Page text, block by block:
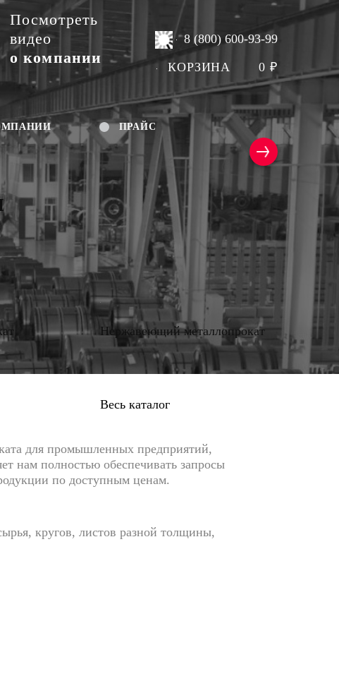
8 (800) 600-93-99
КОРЗИНА 0₽
ПРАЙС
Посмотреть
видео
о компании
Нержавеющий металлопрокат
Весь каталог
для промышленных предприятий,
нам полностью обеспечивать запросы
по доступным ценам.
кругов, листов разной толщины,